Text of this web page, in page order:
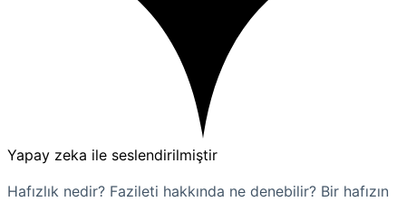
Yapay zeka ile seslendirilmiştir
Hafızlık nedir? Fazileti hakkında ne denebilir? Bir hafızın